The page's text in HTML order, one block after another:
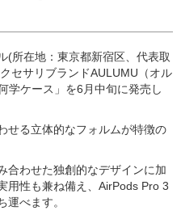
(所在地：東京都新宿区、代表取
セサリブランドAULUMU（オル
学ケース」を6月中旬に発売し
せる立体的なフォルムが特徴の
合わせた独創的なデザインに加
用性も兼ね備え、AirPods Pro 3
運べます。